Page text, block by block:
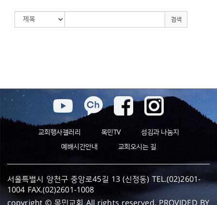
검색
교회행사갤러리 목민TV
섬김과 나눔지
예배시간안내
교회오시는 길
서울특별시 양천구 중앙로45길 13 (신정동) TEL.(02)2601-
1004 FAX.(02)2601-1008
copyright © 목민교회 All rights reserved. PROVIDED BY